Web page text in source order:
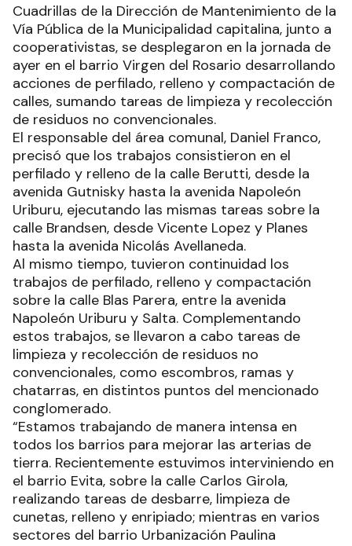
Cuadrillas de la Dirección de Mantenimiento de la
Vía Pública de la Municipalidad capitalina, junto a
cooperativistas, se desplegaron en la jornada de
ayer en el barrio Virgen del Rosario desarrollando
acciones de perfilado, relleno y compactación de
calles, sumando tareas de limpieza y recolección
de residuos no convencionales.
El responsable del área comunal, Daniel Franco,
precisó que los trabajos consistieron en el
perfilado y relleno de la calle Berutti, desde la
avenida Gutnisky hasta la avenida Napoleón
Uriburu, ejecutando las mismas tareas sobre la
calle Brandsen, desde Vicente Lopez y Planes
hasta la avenida Nicolás Avellaneda.
Al mismo tiempo, tuvieron continuidad los
trabajos de perfilado, relleno y compactación
sobre la calle Blas Parera, entre la avenida
Napoleón Uriburu y Salta. Complementando
estos trabajos, se llevaron a cabo tareas de
limpieza y recolección de residuos no
convencionales, como escombros, ramas y
chatarras, en distintos puntos del mencionado
conglomerado.
“Estamos trabajando de manera intensa en
todos los barrios para mejorar las arterias de
tierra. Recientemente estuvimos interviniendo en
el barrio Evita, sobre la calle Carlos Girola,
realizando tareas de desbarre, limpieza de
cunetas, relleno y enripiado; mientras en varios
sectores del barrio Urbanización Paulina